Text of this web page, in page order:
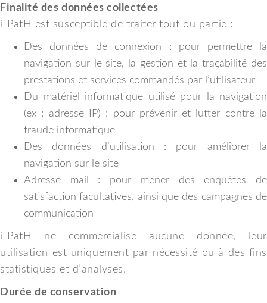
Finalité des données collectées
i-PatH est susceptible de traiter tout ou partie :
Des données de connexion : pour permettre la
navigation sur le site, la gestion et la traçabilité des
prestations et services commandés par l’utilisateur
Du matériel informatique utilisé pour la navigation
(ex : adresse IP) : pour prévenir et lutter contre la
fraude informatique
Des données d’utilisation : pour améliorer la
navigation sur le site
Adresse mail : pour mener des enquêtes de
satisfaction facultatives, ainsi que des campagnes de
communication
i-PatH ne commercialise aucune donnée, leur
utilisation est uniquement par nécessité ou à des fins
statistiques et d’analyses.
Durée de conservation